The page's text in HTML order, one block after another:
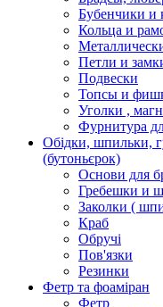
Бубенчики и
Кольца и
Петли и
Подвески
Топсы и
Уголки ,
Фурнитура
Обідки, шпильки,
(бутоньєрок)
Основи для
Гребешки и
Заколки (
Краб
Обручі
Пов'язки
Резинки
Фетр та фоаміран
Фетр